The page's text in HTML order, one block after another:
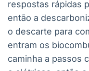
respostas rápidas
então a
o descarte para
entram os
caminha a passos